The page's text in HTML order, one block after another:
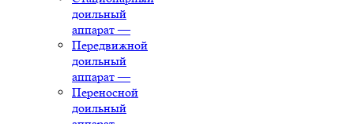
доильный
аппарат —
Передвижной
доильный
аппарат —
Переносной
доильный